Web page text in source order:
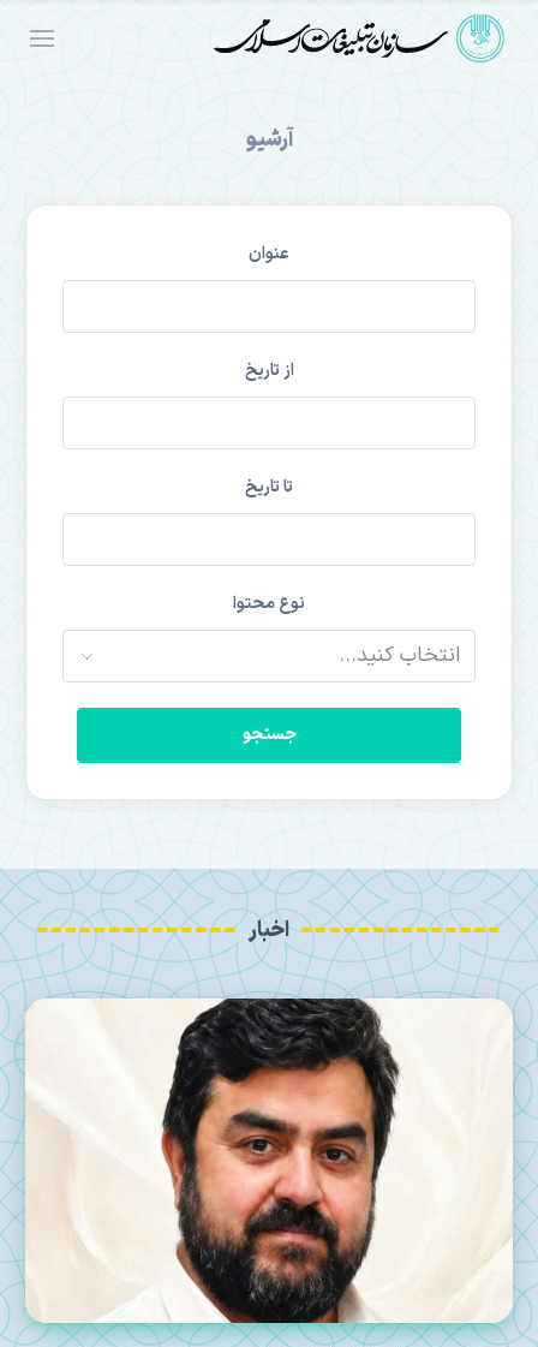
آرشیو
عنوان
از تاریخ
تا تاریخ
نوع محتوا
جستجو
اخبار